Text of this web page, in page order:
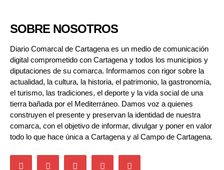
SOBRE NOSOTROS
Diario Comarcal de Cartagena es un medio de comunicación
digital comprometido con Cartagena y todos los municipios y
diputaciones de su comarca. Informamos con rigor sobre la
actualidad, la cultura, la historia, el patrimonio, la gastronomía,
el turismo, las tradiciones, el deporte y la vida social de una
tierra bañada por el Mediterráneo. Damos voz a quienes
construyen el presente y preservan la identidad de nuestra
comarca, con el objetivo de informar, divulgar y poner en valor
todo lo que hace única a Cartagena y al Campo de Cartagena.